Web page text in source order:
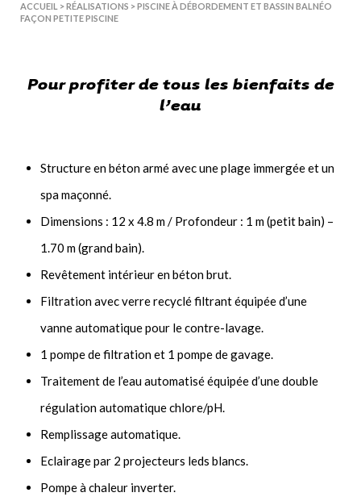
ACCUEIL >RÉALISATIONS >PISCINE À DÉBORDEMENT ET BASSIN BALNÉO
FAÇON PETITE PISCINE
Pour profiter de tous les bienfaits de
l’eau
Structure en béton armé avec une plage immergée et un
spa maçonné.
Dimensions : 12 x 4.8 m / Profondeur : 1 m (petit bain) –
1.70 m (grand bain).
Revêtement intérieur en béton brut.
Filtration avec verre recyclé filtrant équipée d’une
vanne automatique pour le contre-lavage.
1 pompe de filtration et 1 pompe de gavage.
Traitement de l’eau automatisé équipée d’une double
régulation automatique chlore/pH.
Remplissage automatique.
Eclairage par 2 projecteurs leds blancs.
Pompe à chaleur inverter.